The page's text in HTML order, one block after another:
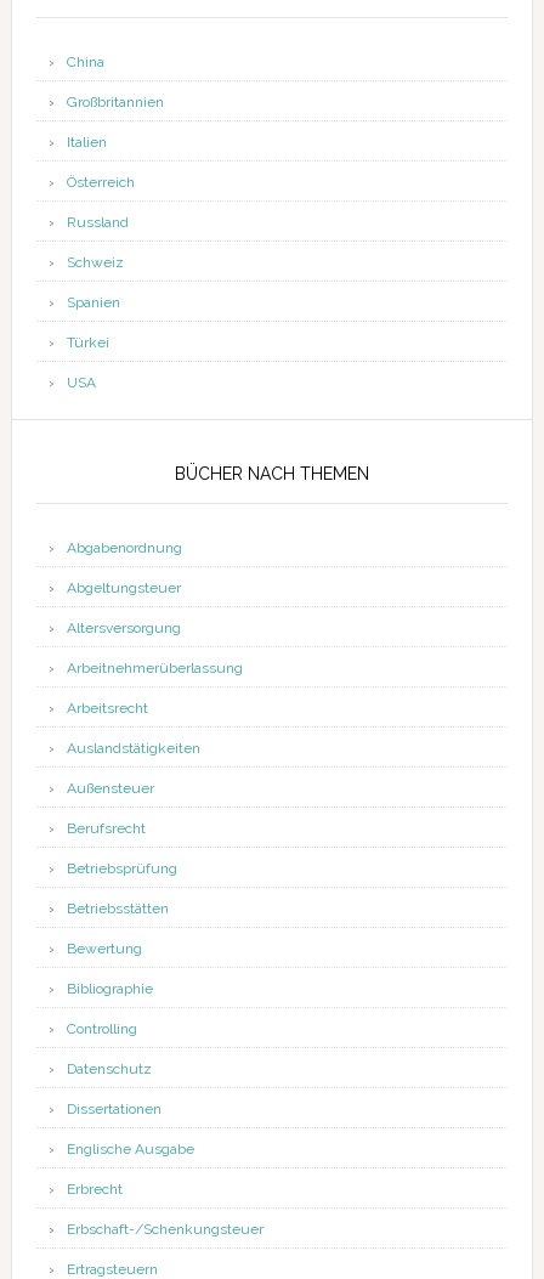
China
Großbritannien
Italien
Österreich
Russland
Schweiz
Spanien
Türkei
USA
BÜCHER NACH THEMEN
Abgabenordnung
Abgeltungsteuer
Altersversorgung
Arbeitnehmerüberlassung
Arbeitsrecht
Auslandstätigkeiten
Außensteuer
Berufsrecht
Betriebsprüfung
Betriebsstätten
Bewertung
Bibliographie
Controlling
Datenschutz
Dissertationen
Englische Ausgabe
Erbrecht
Erbschaft-/Schenkungsteuer
Ertragsteuern